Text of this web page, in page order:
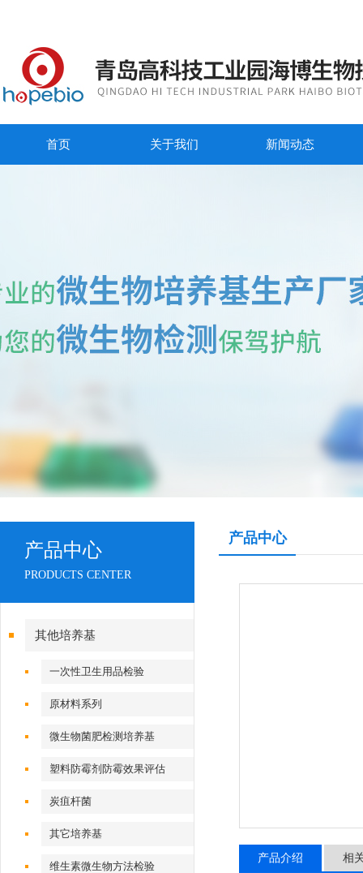
首页 关于我们 新闻动态
产品中心
PRODUCTS CENTER
其他培养基
一次性卫生用品检验
原材料系列
微生物菌肥检测培养基
塑料防霉剂防霉效果评估
炭疽杆菌
其它培养基
维生素微生物方法检验
产品中心
产品介绍 相